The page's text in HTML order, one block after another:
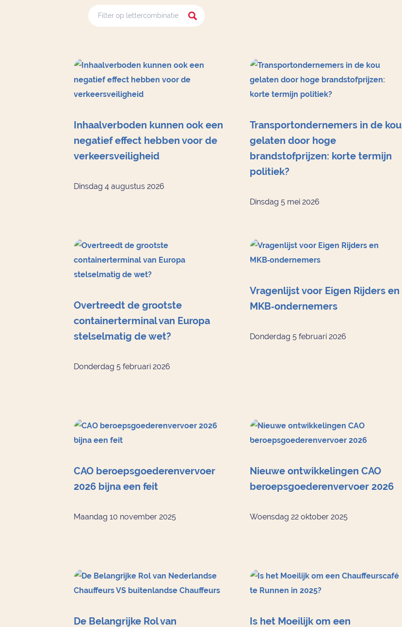
Inhaalverboden kunnen ook een
negatief effect hebben voor de
verkeersveiligheid
Dinsdag 4 augustus 2026
Transportondernemers in de kou
gelaten door hoge
brandstofprijzen: korte termijn
politiek?
Dinsdag 5 mei 2026
Overtreedt de grootste
containerterminal van Europa
stelselmatig de wet?
Donderdag 5 februari 2026
Vragenlijst voor Eigen Rijders en
MKB‑ondernemers
Donderdag 5 februari 2026
CAO beroepsgoederenvervoer
2026 bijna een feit
Maandag 10 november 2025
Nieuwe ontwikkelingen CAO
beroepsgoederenvervoer 2026
Woensdag 22 oktober 2025
De Belangrijke Rol van Is het Moeilijk om een